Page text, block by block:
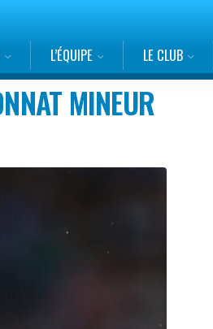
L’ÉQUIPE LE CLUB
MINEUR